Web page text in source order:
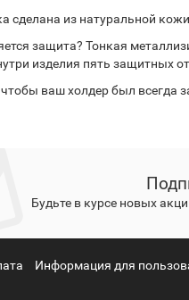
сделана из натуральной
защита? Тонкая
изделия пять защитных
чтобы ваш холдер был всегда
Будьте в курсе новых
Информация для